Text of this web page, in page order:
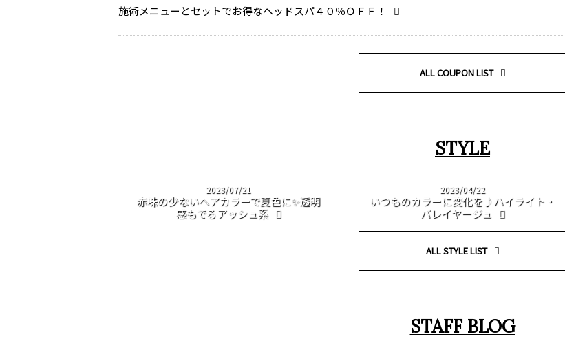
施術メニューとセットでお得なヘッドスパ４０％ＯＦＦ！
ALL COUPON LIST
STYLE
2023/07/21
赤味の少ないヘアカラーで夏色に✨透明
感もでるアッシュ系
2023/04/22
いつものカラーに変化を♪ハイライト・
バレイヤージュ
ALL STYLE LIST
STAFF BLOG